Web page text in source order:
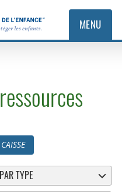
MENU
TYPE